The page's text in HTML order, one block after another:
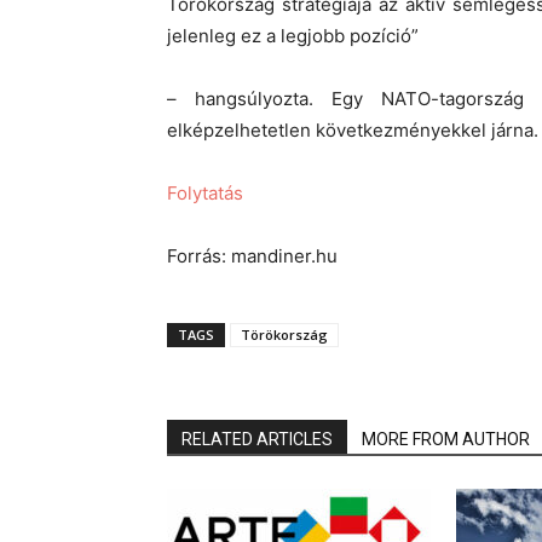
jelenleg ez a legjobb pozíció”
– hangsúlyozta. Egy NATO-
elképzelhetetlen következményekkel járna.
Folytatás
Forrás: mandiner.hu
TAGS Törökország
RELATED ARTICLES MORE FROM AUTHOR